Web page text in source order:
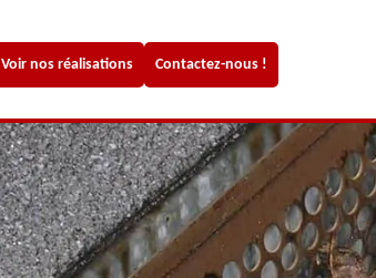
Voir nos réalisations Contactez-nous !